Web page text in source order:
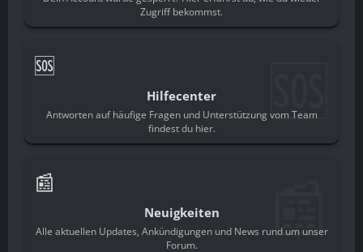
Zugriff bekommst.
🆘
Hilfecenter
Antworten auf häufige Fragen und Unterstützung vom Team
findest du hier.
🆘
📰
Neuigkeiten
Alle aktuellen Updates, Ankündigungen und News rund um unser
Forum.
📰